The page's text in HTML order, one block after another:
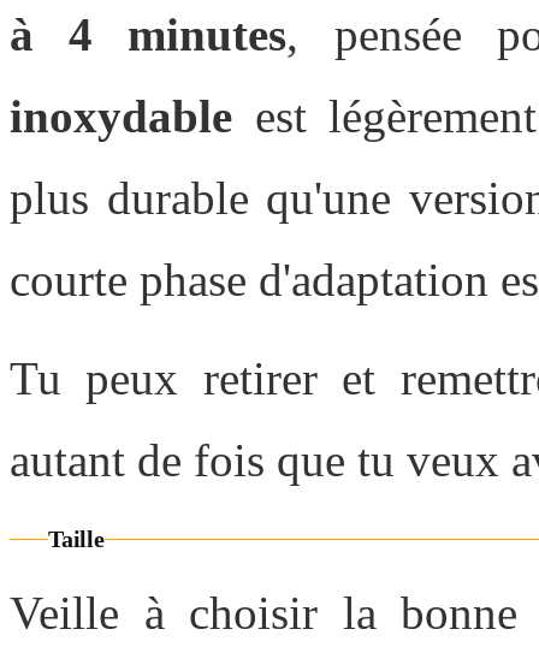
à 4 minutes, pensée
inoxydable est
plus durable qu'une
courte phase d'adaptation
Tu peux retirer et
autant de fois que tu veux
Taille
Veille à choisir la